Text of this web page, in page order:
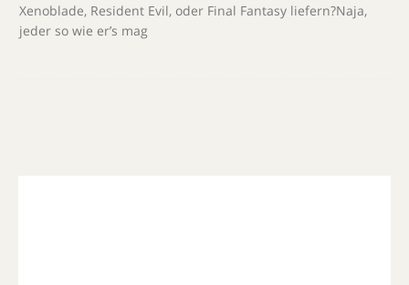
Xenoblade, Resident Evil, oder Final Fantasy liefern?Naja,
jeder so wie er’s mag